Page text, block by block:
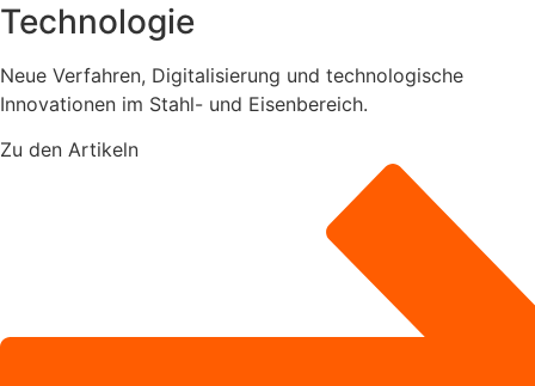
Technologie
Neue Verfahren, Digitalisierung und technologische
Innovationen im Stahl- und Eisenbereich.
Zu den Artikeln